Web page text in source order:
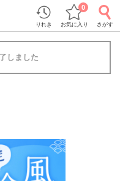
りれき お気に入り
0
さがす
しました